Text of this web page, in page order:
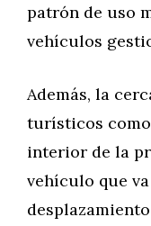
patrón de uso
vehículos
Además, la
turísticos
interior de la
vehículo que